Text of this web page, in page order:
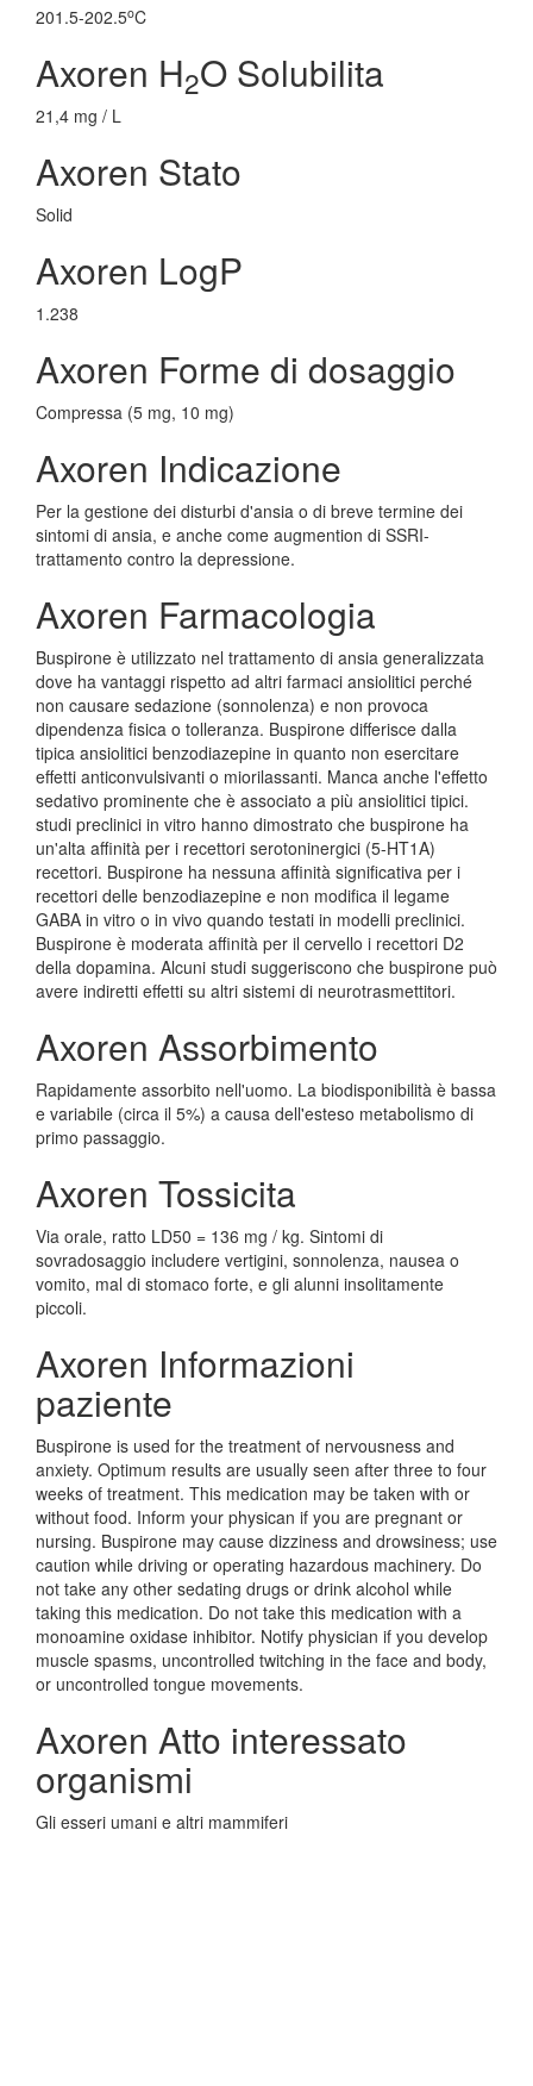
201.5-202.5oC
Axoren H2O Solubilita
21,4 mg / L
Axoren Stato
Solid
Axoren LogP
1.238
Axoren Forme di dosaggio
Compressa (5 mg, 10 mg)
Axoren Indicazione
Per la gestione dei disturbi d'ansia o di breve termine dei
sintomi di ansia, e anche come augmention di SSRI-
trattamento contro la depressione.
Axoren Farmacologia
Buspirone è utilizzato nel trattamento di ansia generalizzata
dove ha vantaggi rispetto ad altri farmaci ansiolitici perché
non causare sedazione (sonnolenza) e non provoca
dipendenza fisica o tolleranza. Buspirone differisce dalla
tipica ansiolitici benzodiazepine in quanto non esercitare
effetti anticonvulsivanti o miorilassanti. Manca anche l'effetto
sedativo prominente che è associato a più ansiolitici tipici.
studi preclinici in vitro hanno dimostrato che buspirone ha
un'alta affinità per i recettori serotoninergici (5-HT1A)
recettori. Buspirone ha nessuna affinità significativa per i
recettori delle benzodiazepine e non modifica il legame
GABA in vitro o in vivo quando testati in modelli preclinici.
Buspirone è moderata affinità per il cervello i recettori D2
della dopamina. Alcuni studi suggeriscono che buspirone può
avere indiretti effetti su altri sistemi di neurotrasmettitori.
Axoren Assorbimento
Rapidamente assorbito nell'uomo. La biodisponibilità è bassa
e variabile (circa il 5%) a causa dell'esteso metabolismo di
primo passaggio.
Axoren Tossicita
Via orale, ratto LD50 = 136 mg / kg. Sintomi di
sovradosaggio includere vertigini, sonnolenza, nausea o
vomito, mal di stomaco forte, e gli alunni insolitamente
piccoli.
Axoren Informazioni
paziente
Buspirone is used for the treatment of nervousness and
anxiety. Optimum results are usually seen after three to four
weeks of treatment. This medication may be taken with or
without food. Inform your physican if you are pregnant or
nursing. Buspirone may cause dizziness and drowsiness; use
caution while driving or operating hazardous machinery. Do
not take any other sedating drugs or drink alcohol while
taking this medication. Do not take this medication with a
monoamine oxidase inhibitor. Notify physician if you develop
muscle spasms, uncontrolled twitching in the face and body,
or uncontrolled tongue movements.
Axoren Atto interessato
organismi
Gli esseri umani e altri mammiferi